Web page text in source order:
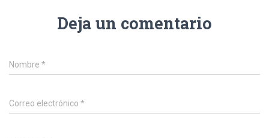
Deja un comentario
Nombre *
Correo electrónico *